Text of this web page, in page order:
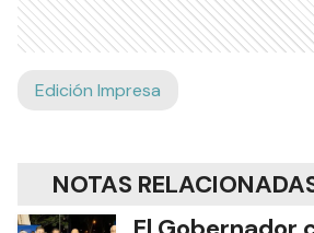
Edición Impresa
NOTAS